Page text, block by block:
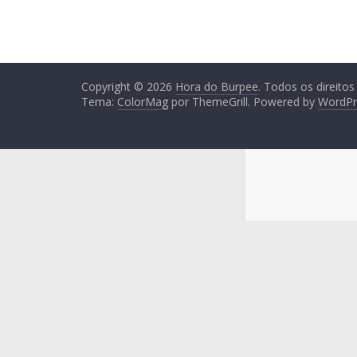
Copyright © 2026 Hora do Burpee. Todos os
Tema: ColorMag por ThemeGrill. Powered by